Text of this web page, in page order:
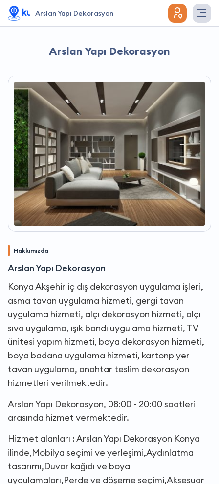
Arslan Yapı Dekorasyon
Arslan Yapı Dekorasyon
Hakkımızda
Arslan Yapı Dekorasyon
Konya Akşehir iç dış dekorasyon uygulama işleri,
asma tavan uygulama hizmeti, gergi tavan
uygulama hizmeti, alçı dekorasyon hizmeti, alçı
sıva uygulama, ışık bandı uygulama hizmeti, TV
ünitesi yapım hizmeti, boya dekorasyon hizmeti,
boya badana uygulama hizmeti, kartonpiyer
tavan uygulama, anahtar teslim dekorasyon
hizmetleri verilmektedir.
Arslan Yapı Dekorasyon, 08:00 - 20:00 saatleri
arasında hizmet vermektedir.
Hizmet alanları : Arslan Yapı Dekorasyon Konya
ilinde,Mobilya seçimi ve yerleşimi,Aydınlatma
tasarımı,Duvar kağıdı ve boya
uygulamaları,Perde ve döşeme seçimi,Aksesuar